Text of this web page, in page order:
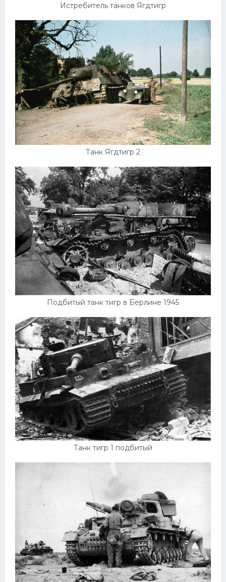
Истребитель танков Ягдтигр
Танк Ягдтигр 2
Подбитый танк тигр в Берлине 1945
Танк тигр 1 подбитый